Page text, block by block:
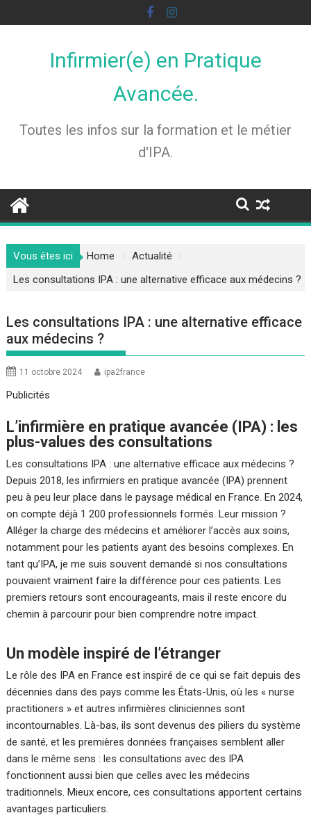
to
Infirmier(e) en Pratique
Avancée.
Toutes les infos sur la formation et le métier
d'IPA.
Vous êtes ici Home
Actualité
Les consultations IPA : une alternative efficace aux médecins ?
Les consultations IPA : une alternative efficace
aux médecins ?
11 octobre 2024 ipa2france
Publicités
L’infirmière en pratique avancée (IPA) : les
plus-values des consultations
Les consultations IPA : une alternative efficace aux médecins ?
Depuis 2018, les infirmiers en pratique avancée (IPA) prennent
peu à peu leur place dans le paysage médical en France. En 2024,
on compte déjà 1 200 professionnels formés. Leur mission ?
Alléger la charge des médecins et améliorer l’accès aux soins,
notamment pour les patients ayant des besoins complexes. En
tant qu’IPA, je me suis souvent demandé si nos consultations
pouvaient vraiment faire la différence pour ces patients. Les
premiers retours sont encourageants, mais il reste encore du
chemin à parcourir pour bien comprendre notre impact.
Un modèle inspiré de l’étranger
Le rôle des IPA en France est inspiré de ce qui se fait depuis des
décennies dans des pays comme les États-Unis, où les « nurse
practitioners » et autres infirmières cliniciennes sont
incontournables. Là-bas, ils sont devenus des piliers du système
de santé, et les premières données françaises semblent aller
dans le même sens : les consultations avec des IPA
fonctionnent aussi bien que celles avec les médecins
traditionnels. Mieux encore, ces consultations apportent certains
avantages particuliers.